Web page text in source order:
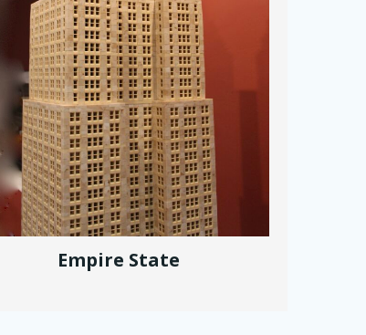
Empire State